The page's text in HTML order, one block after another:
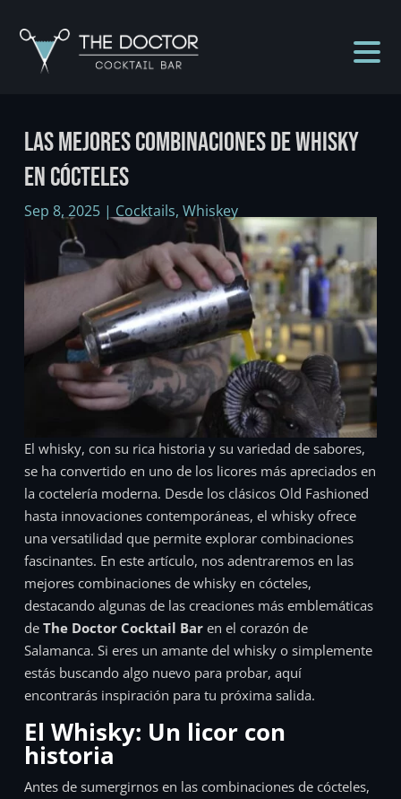
LAS MEJORES COMBINACIONES DE WHISKY
EN CÓCTELES
Sep 8, 2025| Cocktails, Whiskey
El whisky, con su rica historia y su variedad de sabores,
se ha convertido en uno de los licores más apreciados en
la coctelería moderna. Desde los clásicos Old Fashioned
hasta innovaciones contemporáneas, el whisky ofrece
una versatilidad que permite explorar combinaciones
fascinantes. En este artículo, nos adentraremos en las
mejores combinaciones de whisky en cócteles,
destacando algunas de las creaciones más emblemáticas
de The Doctor Cocktail Baren el corazón de
Salamanca. Si eres un amante del whisky o simplemente
estás buscando algo nuevo para probar, aquí
encontrarás inspiración para tu próxima salida.
El Whisky: Un licor con
historia
Antes de sumergirnos en las combinaciones de cócteles,